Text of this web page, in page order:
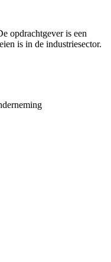
opdrachtgever is een
is in de industriesector.